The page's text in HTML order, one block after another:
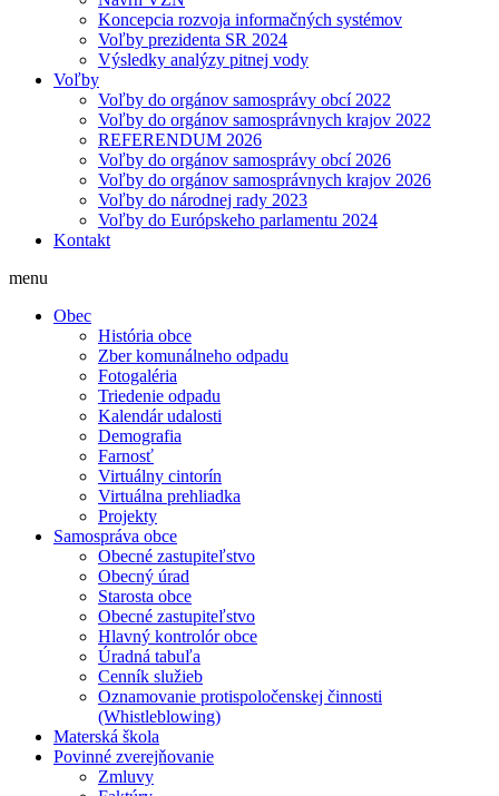
Koncepcia rozvoja informačných systémov
Voľby prezidenta SR 2024
Výsledky analýzy pitnej vody
Voľby
Voľby do orgánov samosprávy obcí 2022
Voľby do orgánov samosprávnych krajov 2022
REFERENDUM 2026
Voľby do orgánov samosprávy obcí 2026
Voľby do orgánov samosprávnych krajov 2026
Voľby do národnej rady 2023
Voľby do Európskeho parlamentu 2024
Kontakt
menu
Obec
História obce
Zber komunálneho odpadu
Fotogaléria
Triedenie odpadu
Kalendár udalosti
Demografia
Farnosť
Virtuálny cintorín
Virtuálna prehliadka
Projekty
Samospráva obce
Obecné zastupiteľstvo
Obecný úrad
Starosta obce
Obecné zastupiteľstvo
Hlavný kontrolór obce
Úradná tabuľa
Cenník služieb
Oznamovanie protispoločenskej činnosti
(Whistleblowing)
Materská škola
Povinné zverejňovanie
Zmluvy